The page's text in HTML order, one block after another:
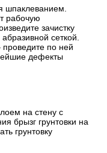
шпаклеванием.
рабочую
зачистку
сеткой.
проведите по ней
дефекты
на стену с
брызг грунтовки на
грунтовку